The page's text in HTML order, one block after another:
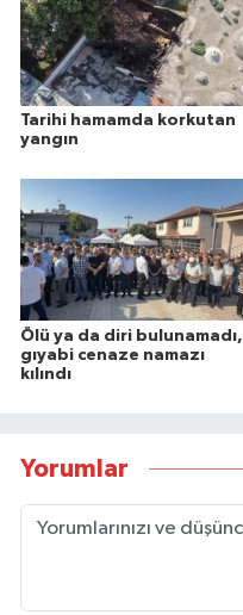
Tarihi hamamda korkutan
yangın
Ölü ya da diri bulunamadı,
gıyabi cenaze namazı
kılındı
Yorumlar